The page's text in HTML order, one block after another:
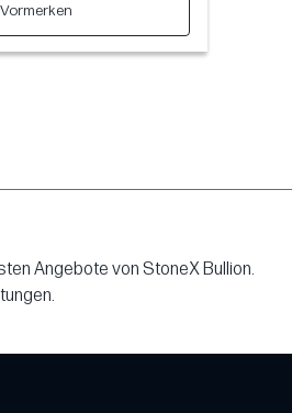
Vormerken
Angebote von StoneX Bullion.